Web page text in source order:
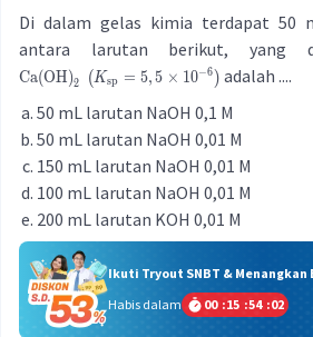
Di dalam gelas kimia terdapat 50
antara larutan berikut, yang
Ca(OH)2 (Ksp = 5, 5 × 10−6 ) adalah ....
50 mL larutan NaOH 0,1 M
50 mL larutan NaOH 0,01 M
150 mL larutan NaOH 0,01 M
100 mL larutan NaOH 0,01 M
200 mL larutan KOH 0,01 M
Ikuti Tryout SNBT & Menangkan
Habis dalam
00 :15 :54 :01